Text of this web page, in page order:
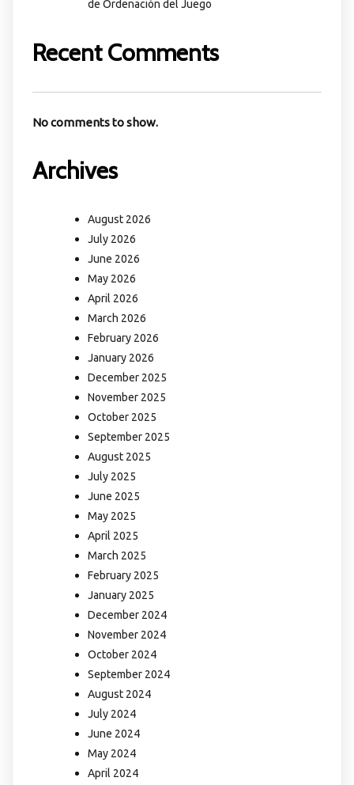
de Ordenación del Juego
Recent Comments
No comments to show.
Archives
August 2026
July 2026
June 2026
May 2026
April 2026
March 2026
February 2026
January 2026
December 2025
November 2025
October 2025
September 2025
August 2025
July 2025
June 2025
May 2025
April 2025
March 2025
February 2025
January 2025
December 2024
November 2024
October 2024
September 2024
August 2024
July 2024
June 2024
May 2024
April 2024